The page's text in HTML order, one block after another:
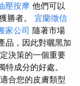
壓按摩 他們可以
勝者。 宜蘭徵信
家公司 隨著市場
品，因此對曬黑加
決策的一個重要
成分的好處。
合您的皮膚類型